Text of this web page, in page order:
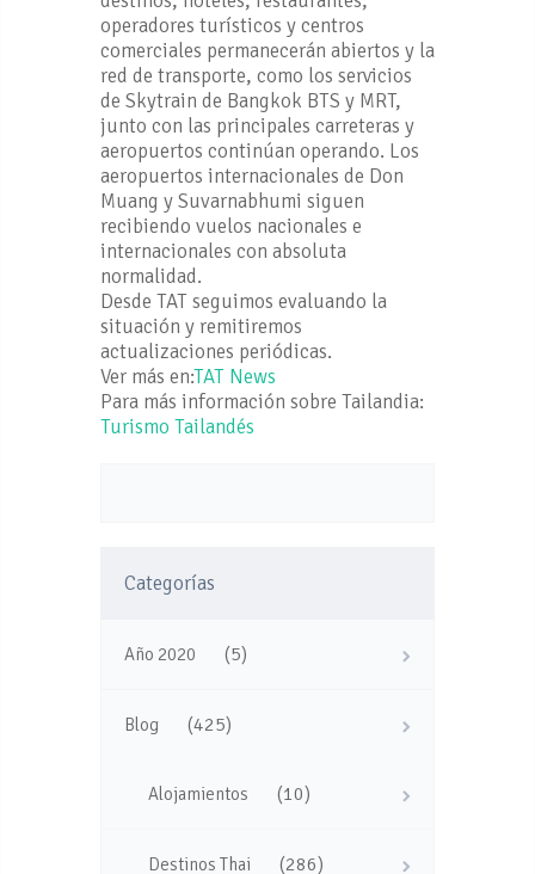
operadores turísticos y centros
comerciales permanecerán abiertos y la
red de transporte, como los servicios
de Skytrain de Bangkok BTS y MRT,
junto con las principales carreteras y
aeropuertos continúan operando. Los
aeropuertos internacionales de Don
Muang y Suvarnabhumi siguen
recibiendo vuelos nacionales e
internacionales con absoluta
normalidad.
Desde TAT seguimos evaluando la
situación y remitiremos
actualizaciones periódicas.
Ver más en:TAT News
Para más información sobre Tailandia:
Turismo Tailandés
Categorías
Año 2020 (5)
Blog (425)
Alojamientos (10)
Destinos Thai (286)